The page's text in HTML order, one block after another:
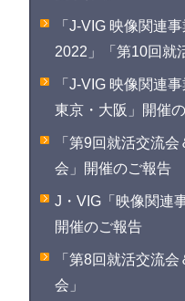
「J-VIG 映像関連
2022」「第10回就
「J-VIG 映像関連
東京・大阪」開催
「第9回就活交流
会」開催のご報告
J・VIG「映像関連
開催のご報告
「第8回就活交流
会」